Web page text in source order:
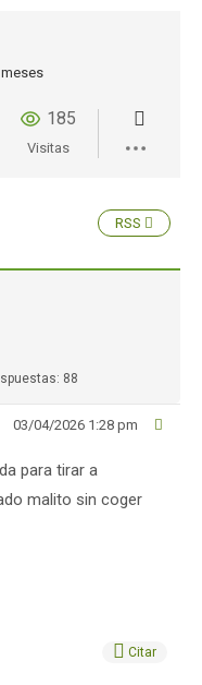
meses
185
Visitas
RSS
88
03/04/2026 1:28 pm
para tirar a
malito sin coger
Citar